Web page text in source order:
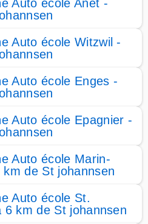
Auto école Anet -
Auto école Witzwil -
Auto école Enges -
Auto école Epagnier -
Auto école Marin-
de St johannsen
Auto école St.
6 km de St johannsen